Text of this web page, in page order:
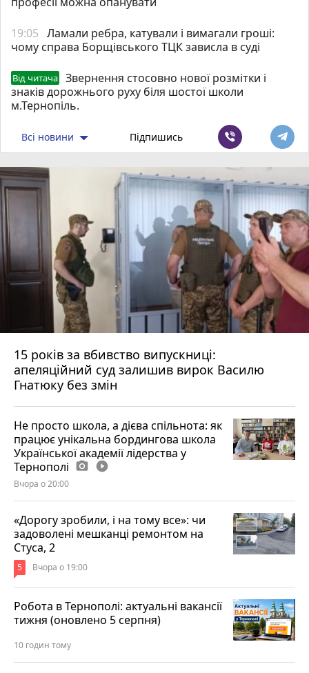
19:05 Ламали ребра, катували і вимагали гроші:
чому справа Борщівського ТЦК зависла в суді
Від читача
Звернення стосовно нової розмітки і
знаків дорожнього руху біля шостої школи
м.Тернопіль.
Всі новини Підпишись
15 років за вбивство випускниці:
апеляційний суд залишив вирок Василю
Гнатюку без змін
Не просто школа, а дієва спільнота: як
працює унікальна бордингова школа
Української академії лідерства у
Тернополі photo_camera play_circle_filled
Вчора о 20:00
«Дорогу зробили, і на тому все»: чи
задоволені мешканці ремонтом на
Стуса, 2
5 Вчора о 19:00
Робота в Тернополі: актуальні вакансії
тижня (оновлено 5 серпня)
10 годин тому